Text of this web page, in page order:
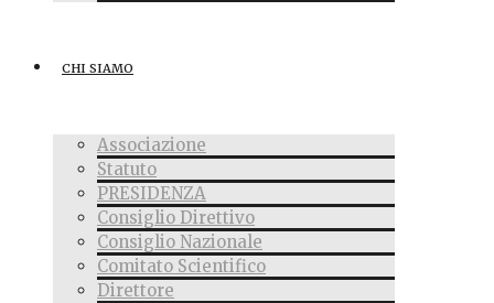
CHI SIAMO
Associazione
Statuto
PRESIDENZA
Consiglio Direttivo
Consiglio Nazionale
Comitato Scientifico
Direttore